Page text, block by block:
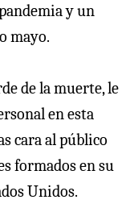
y un
mayo.
de la muerte, le
en esta
cara al público
formados en su
Unidos.